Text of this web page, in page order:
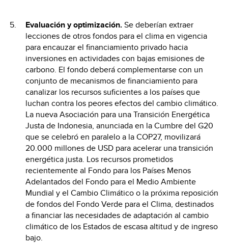
Evaluación y optimización.Se deberían extraer
lecciones de otros fondos para el clima en vigencia
para encauzar el financiamiento privado hacia
inversiones en actividades con bajas emisiones de
carbono. El fondo deberá complementarse con un
conjunto de mecanismos de financiamiento para
canalizar los recursos suficientes a los países que
luchan contra los peores efectos del cambio climático.
La nueva Asociación para una Transición Energética
Justa de Indonesia, anunciada en la Cumbre del G20
que se celebró en paralelo a la COP27, movilizará
20.000 millones de USD para acelerar una transición
energética justa. Los recursos prometidos
recientemente al Fondo para los Países Menos
Adelantados del Fondo para el Medio Ambiente
Mundial y el Cambio Climático o la próxima reposición
de fondos del Fondo Verde para el Clima, destinados
a financiar las necesidades de adaptación al cambio
climático de los Estados de escasa altitud y de ingreso
bajo.